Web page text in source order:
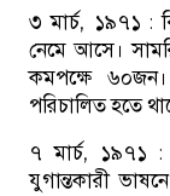
৩ মার্চ, ১৯৭১ :
নেমে আসে।
কমপক্ষে
পরিচালিত হতে
৭ মার্চ, ১৯৭১ :
যুগান্তকারী